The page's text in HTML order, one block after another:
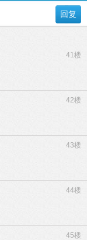
回复
41楼
42楼
43楼
44楼
45楼